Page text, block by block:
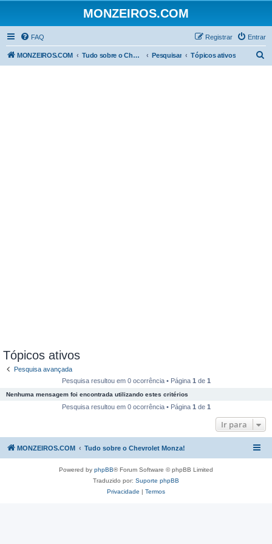
MONZEIROS.COM
FAQ Entrar
Registrar
MONZEIROS.COM Tudo sobre o Chevrolet Monza! Pesquisar Tópicos ativos
Tópicos ativos
Pesquisa avançada
Pesquisa resultou em 0 ocorrência • Página 1 de 1
Nenhuma mensagem foi encontrada utilizando estes critérios
Pesquisa resultou em 0 ocorrência • Página 1 de 1
Ir para
MONZEIROS.COM Tudo sobre o Chevrolet Monza!
Powered by phpBB® Forum Software © phpBB Limited
Traduzido por: Suporte phpBB
Privacidade | Termos